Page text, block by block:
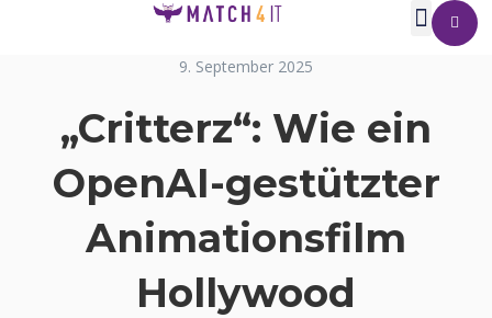
9. September 2025
„Critterz“: Wie ein
OpenAI-gestützter
Animationsfilm
Hollywood